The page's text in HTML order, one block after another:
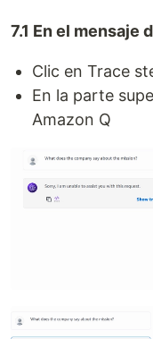
7.1 En el mensaje
Clic en Trace
En la parte
Amazon Q